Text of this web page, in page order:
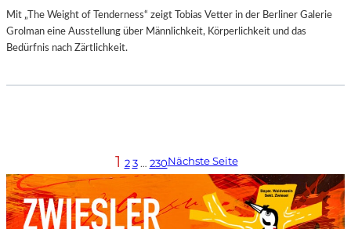
Mit „The Weight of Tenderness“ zeigt Tobias Vetter in der Berliner Galerie
Grolman eine Ausstellung über Männlichkeit, Körperlichkeit und das
Bedürfnis nach Zärtlichkeit.
1 2 3 … 230Nächste Seite